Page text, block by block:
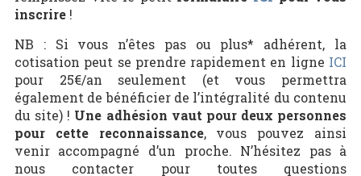
inscrire!
NB : Si vous n’êtes pas ou plus* adhérent, la
cotisation peut se prendre rapidement en ligne ICI
pour 25€/an seulement (et vous permettra
également de bénéficier de l’intégralité du contenu
du site) ! Une adhésion vaut pour deux personnes
pour cette reconnaissance, vous pouvez ainsi
venir accompagné d’un proche. N’hésitez pas à
nous contacter pour toutes questions